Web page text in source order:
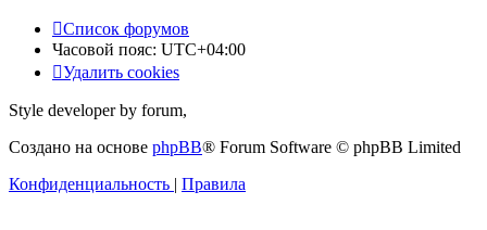
Список форумов
Часовой пояс: UTC+04:00
Удалить cookies
Style developer by forum,
Создано на основе phpBB® Forum Software © phpBB Limited
Конфиденциальность | Правила